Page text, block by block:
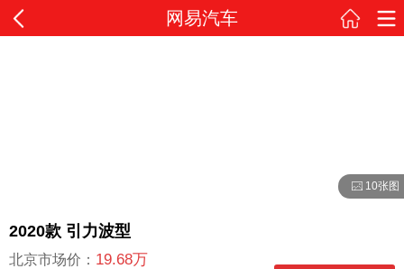
网易汽车
10张图
2020款 引力波型
北京市场价： 19.68万